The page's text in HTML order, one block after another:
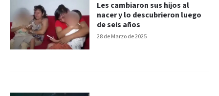
28 de Marzo de 2025
Les cambiaron sus hijos al
nacer y lo descubrieron luego
de seis años